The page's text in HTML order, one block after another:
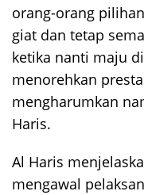
orang-orang
giat dan tetap
ketika nanti maju
menorehkan
mengharumkan
Haris.
Al Haris
mengawal